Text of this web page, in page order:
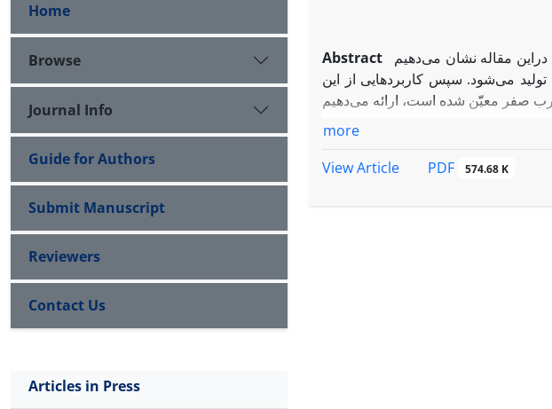
Abstract
دراین مقاله نشان می‌دهیم
می‌شود. سپس کاربردهایی از این
more
View Article
PDF 574.68 K
Home
Browse
Journal Info
Guide for Authors
Submit Manuscript
Reviewers
Contact Us
Articles in Press